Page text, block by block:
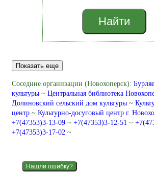
Найти
Показать еще
Соседние организации (Новохоперск):
культуры ~Центральная библиотека
Долиновский сельский дом культуры ~
центр ~Культурно-досуговый центр г.
+7(47353)3-13-09~+7(47353)3-12-51~
+7(47353)3-17-02~
Нашли ошибку?